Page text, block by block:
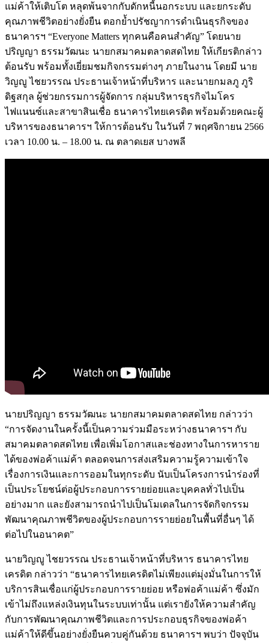
แม่ค้าให้เติบโต หลุดพ้นจากกับดักหนี้นอกระบบ และยกระดับ
คุณภาพชีวิตอย่างยั่งยืน ตอกย้ำปรัชญาการดำเนินธุรกิจของ
ธนาคารฯ “Everyone Matters ทุกคนคือคนสำคัญ” โดยนาย
ปริญญา ธรรมวัฒนะ นายกสมาคมตลาดสดไทย ให้เกียรติกล่าว
ต้อนรับ พร้อมทั้งเยี่ยมชมกิจกรรมต่างๆ ภายในงาน โดยมี นาย
วิญญู ไชยวรรณ ประธานเจ้าหน้าที่บริหาร และนายกมลภู ภูริ
ดิฐสกุล ผู้ช่วยกรรมการผู้จัดการ กลุ่มบริหารธุรกิจไมโคร
ไฟแนนซ์และสาขาสินเชื่อ ธนาคารไทยเครดิต พร้อมด้วยคณะผู้
บริหารของธนาคารฯ ให้การต้อนรับ ในวันที่ 7 พฤศจิกายน 2566
เวลา 10.00 น. – 18.00 น. ณ ตลาดเยส บางพลี
นายปริญญา ธรรมวัฒนะ นายกสมาคมตลาดสดไทย กล่าวว่า
“การจัดงานในครั้งนี้เป็นความร่วมมือระหว่างธนาคารฯ กับ
สมาคมตลาดสดไทย เพื่อเพิ่มโอกาสและช่องทางในการหาราย
ได้ของพ่อค้าแม่ค้า ตลอดจนการส่งเสริมความรู้ความเข้าใจ
เรื่องการเงินและการออมในทุกระดับ นับเป็นโครงการนำร่องที่
เป็นประโยชน์ต่อผู้ประกอบการรายย่อยและบุคคลทั่วไปเป็น
อย่างมาก และยังสามารถนำไปเป็นโมเดลในการจัดกิจกรรม
พัฒนาคุณภาพชีวิตของผู้ประกอบการรายย่อยในพื้นที่อื่นๆ ได้
ต่อไปในอนาคต”
นายวิญญู ไชยวรรณ ประธานเจ้าหน้าที่บริหาร ธนาคารไทย
เครดิต กล่าวว่า “ธนาคารไทยเครดิตไม่เพียงแต่มุ่งมั่นในการให้
บริการสินเชื่อแก่ผู้ประกอบการรายย่อย หรือพ่อค้าแม่ค้า ซึ่งมัก
เข้าไม่ถึงแหล่งเงินทุนในระบบเท่านั้น แต่เรายังให้ความสำคัญ
กับการพัฒนาคุณภาพชีวิตและการประกอบธุรกิจของพ่อค้า
แม่ค้าให้ดีขึ้นอย่างยั่งยืนควบคู่กันด้วย ธนาคารฯ พบว่า ปัจจุบัน